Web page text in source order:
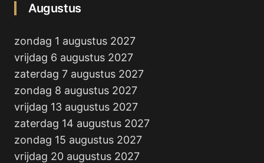
Augustus
zondag 1 augustus 2027
vrijdag 6 augustus 2027
zaterdag 7 augustus 2027
zondag 8 augustus 2027
vrijdag 13 augustus 2027
zaterdag 14 augustus 2027
zondag 15 augustus 2027
vrijdag 20 augustus 2027